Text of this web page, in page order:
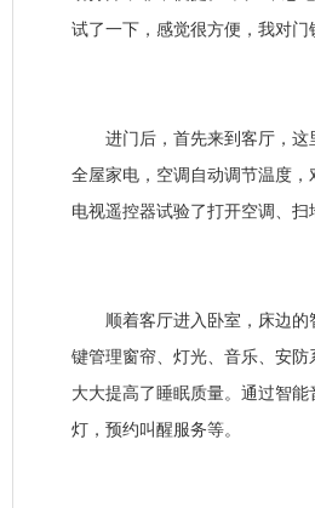
试了一下，感觉很方便，我对
进门后，首先来到客厅，这
全屋家电，空调自动调节温度
电视遥控器试验了打开空调、
顺着客厅进入卧室，床边的
键管理窗帘、灯光、音乐、安
大大提高了睡眠质量。通过智
灯，预约叫醒服务等。